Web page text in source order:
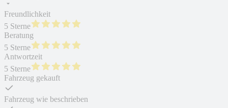
Freundlichkeit
5 Sterne
Beratung
5 Sterne
Antwortzeit
5 Sterne
Fahrzeug gekauft
Fahrzeug wie beschrieben